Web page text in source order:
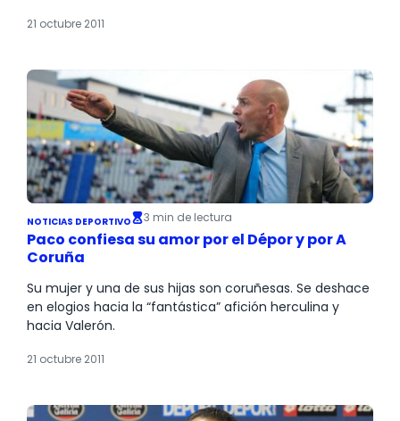
21 octubre 2011
NOTICIAS DEPORTIVO 3 min de lectura
Paco confiesa su amor por el Dépor y por A
Coruña
Su mujer y una de sus hijas son coruñesas. Se deshace
en elogios hacia la “fantástica” afición herculina y
hacia Valerón.
21 octubre 2011